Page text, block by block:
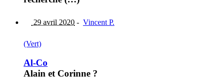
29 avril 2020 - Vincent P.
(Vert)
Al-Co
Alain et Corinne ?